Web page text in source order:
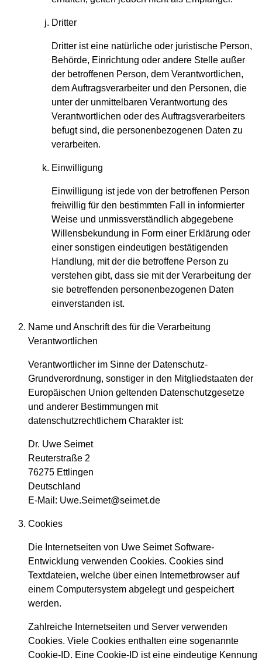
Dritter
Dritter ist eine natürliche oder juristische Person,
Behörde, Einrichtung oder andere Stelle außer
der betroffenen Person, dem Verantwortlichen,
dem Auftragsverarbeiter und den Personen, die
unter der unmittelbaren Verantwortung des
Verantwortlichen oder des Auftragsverarbeiters
befugt sind, die personenbezogenen Daten zu
verarbeiten.
Einwilligung
Einwilligung ist jede von der betroffenen Person
freiwillig für den bestimmten Fall in informierter
Weise und unmissverständlich abgegebene
Willensbekundung in Form einer Erklärung oder
einer sonstigen eindeutigen bestätigenden
Handlung, mit der die betroffene Person zu
verstehen gibt, dass sie mit der Verarbeitung der
sie betreffenden personenbezogenen Daten
einverstanden ist.
Name und Anschrift des für die Verarbeitung
Verantwortlichen
Verantwortlicher im Sinne der Datenschutz-
Grundverordnung, sonstiger in den Mitgliedstaaten der
Europäischen Union geltenden Datenschutzgesetze
und anderer Bestimmungen mit
datenschutzrechtlichem Charakter ist:
Dr. Uwe Seimet
Reuterstraße 2
76275 Ettlingen
Deutschland
E-Mail: Uwe.Seimet@seimet.de
Cookies
Die Internetseiten von Uwe Seimet Software-
Entwicklung verwenden Cookies. Cookies sind
Textdateien, welche über einen Internetbrowser auf
einem Computersystem abgelegt und gespeichert
werden.
Zahlreiche Internetseiten und Server verwenden
Cookies. Viele Cookies enthalten eine sogenannte
Cookie-ID. Eine Cookie-ID ist eine eindeutige Kennung